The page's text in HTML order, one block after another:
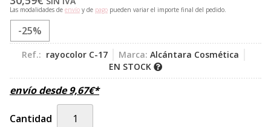
Las modalidades de envío y de pago pueden variar el importe final del pedido.
-25%
Ref.: rayocolor C-17 Marca: Alcántara Cosmética
EN STOCK
envío desde9,67€*
Cantidad